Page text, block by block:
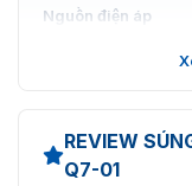
Cận cảnh súng
Nguồn điện áp
Phạm vi
REVIEW
Q7-01